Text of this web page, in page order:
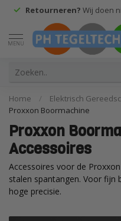
Retourneren? Wij doen
MENU
Home / Elektrisch
Proxxon Boormachine
Proxxon
Accessoires
Accessoires voor de
stalen spantangen. Voor fijn
hoge precisie.